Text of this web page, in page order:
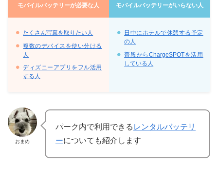
モバイルバッテリーが必要な人 モバイルバッテリーがいらない人
たくさん写真を取りたい人
複数のデバイスを使い分ける
人
ディズニーアプリをフル活用
する人
日中にホテルで休憩する予定
の人
普段からChargeSPOTを活用
している人
おまめ
パーク内で利用できる レンタルバッテリ
ーについても紹介します